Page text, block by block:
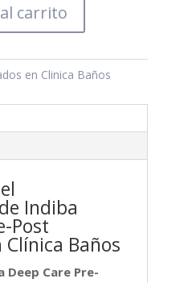
carrito
en Clinica Baños
Indiba
Post
Baños
Deep Care Pre-